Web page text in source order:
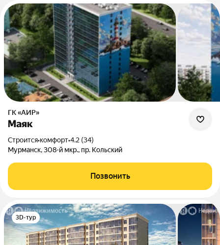
ГК «АИР»
Маяк
Строится•комфорт•4.2 (34)
Мурманск, 308-й мкр., пр. Кольский
Позвонить
3D-тур